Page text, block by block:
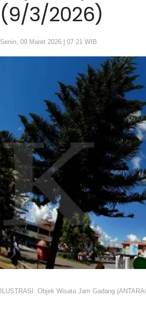
(9/3/2026)
Senin, 09 Maret 2026 | 07:21 WIB
ILUSTRASI. Objek Wisata Jam Gadang